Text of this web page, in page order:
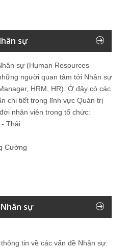
sự
sự (Human Resources
người quan tâm tới Nhân sự
HRM, HR). Ở đây có các
chi tiết trong lĩnh vực Quản trị
nhân viên trong tổ chức:
Thải.
Cường
sự
tin về các vấn đề Nhân sự